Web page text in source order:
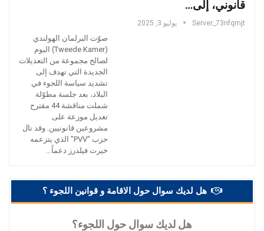
قانوني، إلى…
Server_73nfqmjt يوليو 3, 2025
صوّت البرلمان الهولندي
(Tweede Kamer) اليوم
لصالح مجموعة من التعديلات
الجديدة التي تهدف إلى
تشديد سياسة اللجوء في
البلاد، بعد جلسة مطوّلة
شملت مناقشة 44 مقترح
تعديل موزعة على
مشروعين قانونيين. وقد نال
حزب "PVV" الذي يتزعمه
خيرت فيلدرز دعماً…
هل لديك سوال حول الاقامة و قوانين اللجوء ؟
هل لديك سوال حول اللجوء؟